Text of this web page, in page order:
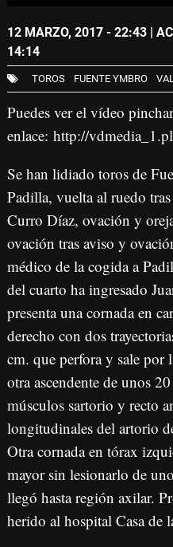
12 MARZO, 2017 - 22:43 |
14:14
TOROS FUENTE YMBRO
Puedes ver el vídeo
enlace: http://
Se han lidiado toros de
Padilla, vuelta al ruedo
Curro Díaz, ovación y
ovación tras aviso y
médico de la cogida a
del cuarto ha ingresado
presenta una cornada en
derecho con dos
cm. que perfora y sale por
otra ascendente de unos
músculos sartorio y recto
longitudinales del artorio
Otra cornada en tórax
mayor sin lesionarlo de
llegó hasta región axilar.
herido al hospital Casa de